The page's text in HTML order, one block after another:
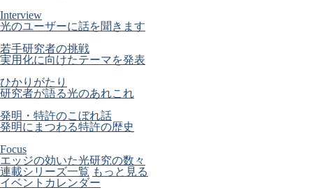
Interview
光のユーザーに話を聞きます
若手研究者の挑戦
実用化に向けたテーマを発表
ひかりがたり
研究者が語る光のあれこれ
発明・特許のこぼれ話
発明にまつわる特許の歴史
Focus
エッジの効いた光研究の数々
連載シリーズ一覧 もっと見る
イベントカレンダー